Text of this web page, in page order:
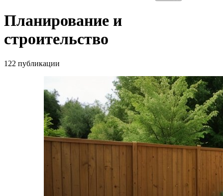
Планирование и
строительство
122 публикации